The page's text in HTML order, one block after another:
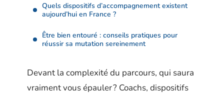
Quels dispositifs d’accompagnement existent
aujourd’hui en France ?
Être bien entouré : conseils pratiques pour
réussir sa mutation sereinement
Devant la complexité du parcours, qui saura
vraiment vous épauler ? Coachs, dispositifs